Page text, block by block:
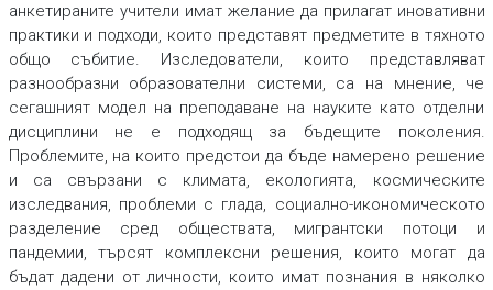
анкетираните учители имат желание да прилагат иновативни
практики и подходи, които представят предметите в тяхното
общо събитие. Изследователи, които представляват
разнообразни образователни системи, са на мнение, че
сегашният модел на преподаване на науките като отделни
дисциплини не е подходящ за бъдещите поколения.
Проблемите, на които предстои да бъде намерено решение
и са свързани с климата, екологията, космическите
изследвания, проблеми с глада, социално-икономическото
разделение сред обществата, мигрантски потоци и
пандемии, търсят комплексни решения, които могат да
бъдат дадени от личности, които имат познания в няколко